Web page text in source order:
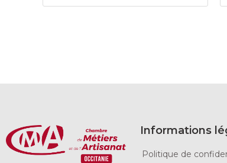
Informations
Politique de